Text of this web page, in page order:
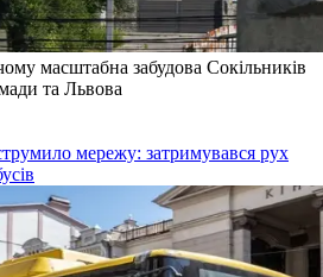
масштабна забудова Сокільників
та Львова
мережу: затримувався рух